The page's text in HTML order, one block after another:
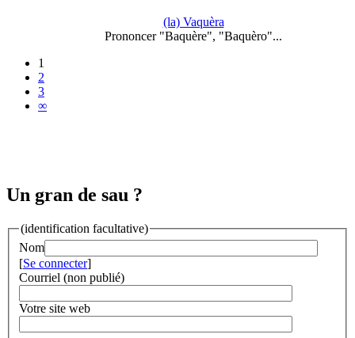
(la) Vaquèra
Prononcer "Baquère", "Baquèro"...
1
2
3
∞
Un gran de sau ?
(identification facultative)
Nom
[Se connecter]
Courriel (non publié)
Votre site web